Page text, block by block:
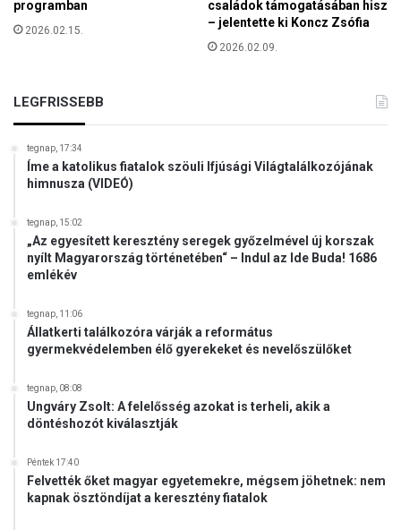
f
ö
á
i
t
s
a
programban
2026.02.15.
családok támogatásában hisz
– jelentette ki Koncz Zsófia
2026.02.09.
LEGFRISSEBB
tegnap, 17:34
Íme a katolikus fiatalok szöuli Ifjúsági Világtalálkozójának
himnusza (VIDEÓ)
tegnap, 15:02
„Az egyesített keresztény seregek győzelmével új korszak
nyílt Magyarország történetében“ – Indul az Ide Buda! 1686
emlékév
tegnap, 11:06
Állatkerti találkozóra várják a református
gyermekvédelemben élő gyerekeket és nevelőszülőket
tegnap, 08:08
Ungváry Zsolt: A felelősség azokat is terheli, akik a
döntéshozót kiválasztják
Péntek 17:40
Felvették őket magyar egyetemekre, mégsem jöhetnek: nem
kapnak ösztöndíjat a keresztény fiatalok